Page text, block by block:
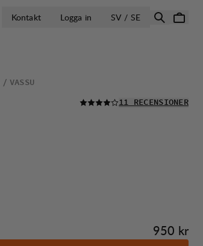
Kontakt Logga in SV / SEÖPPNA VÄLJ
VASSU
LÄS ALLA
11 RECENSIONER
Pris:
950 kr